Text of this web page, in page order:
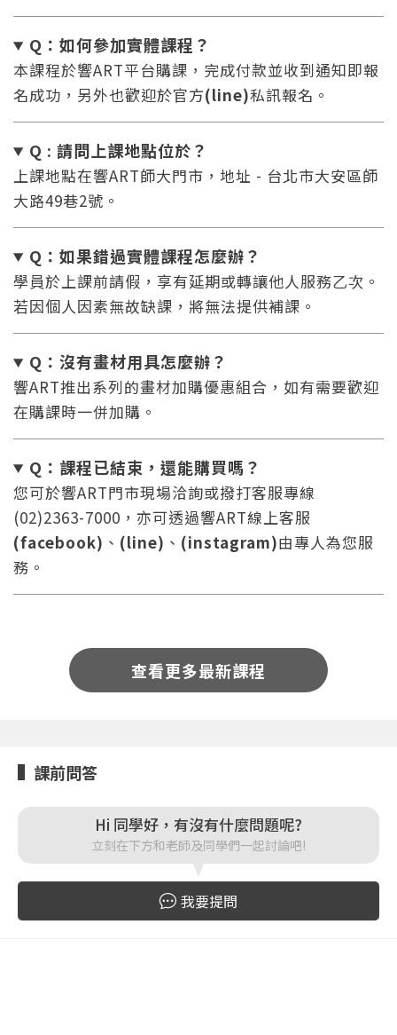
登入
忘記密碼 註冊
重設密碼
取消
Q：如何參加實體課程？
本課程於響ART平台購課，完成付款並收到通知即報
名成功，另外也歡迎於官方(line)私訊報名。
Q : 請問上課地點位於？
上課地點在響ART師大門市，地址 - 台北市大安區師
大路49巷2號。
Q：如果錯過實體課程怎麼辦？
學員於上課前請假，享有延期或轉讓他人服務乙次。
若因個人因素無故缺課，將無法提供補課。
Q：沒有畫材用具怎麼辦？
響ART推出系列的畫材加購優惠組合，如有需要歡迎
在購課時一併加購。
Q：課程已結束，還能購買嗎？
您可於響ART門市現場洽詢或撥打客服專線
(02)2363-7000，亦可透過響ART線上客服
(facebook) 、 (line) 、 (instagram)由專人為您服
務。
查看更多最新課程
課前問答
Hi 同學好，有沒有什麼問題呢?
立刻在下方和老師及同學們一起討論吧!
我要提問